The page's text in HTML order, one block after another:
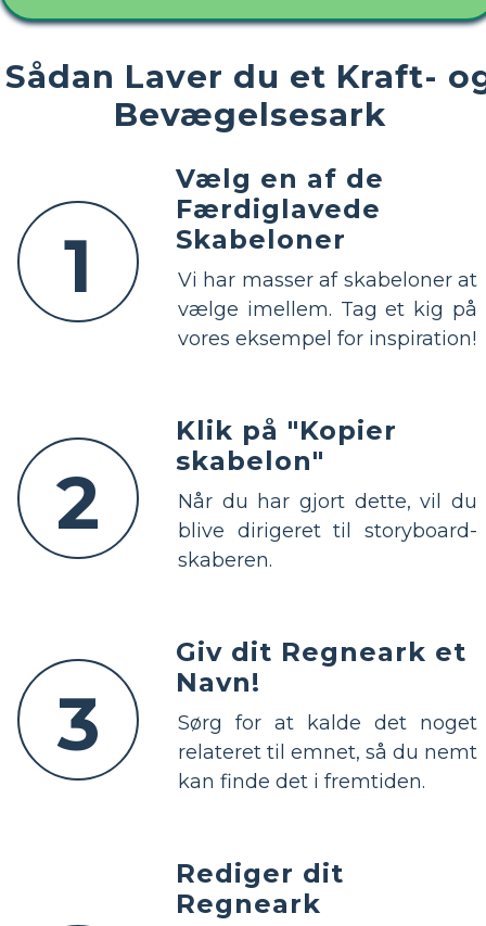
Sådan Laver du et Kraft-
Bevægelsesark
1
Vælg en af ​​de
Færdiglavede
Skabeloner
Vi har masser af skabeloner at
vælge imellem. Tag et kig på
vores eksempel for inspiration!
2
Klik på "Kopier
skabelon"
Når du har gjort dette, vil du
blive dirigeret til storyboard-
skaberen.
3
Giv dit Regneark et
Navn!
Sørg for at kalde det noget
relateret til emnet, så du nemt
kan finde det i fremtiden.
Rediger dit
Regneark